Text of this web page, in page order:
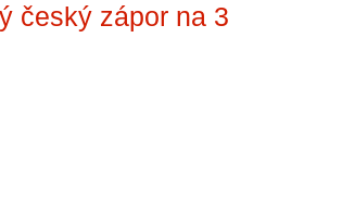
český zápor na 3